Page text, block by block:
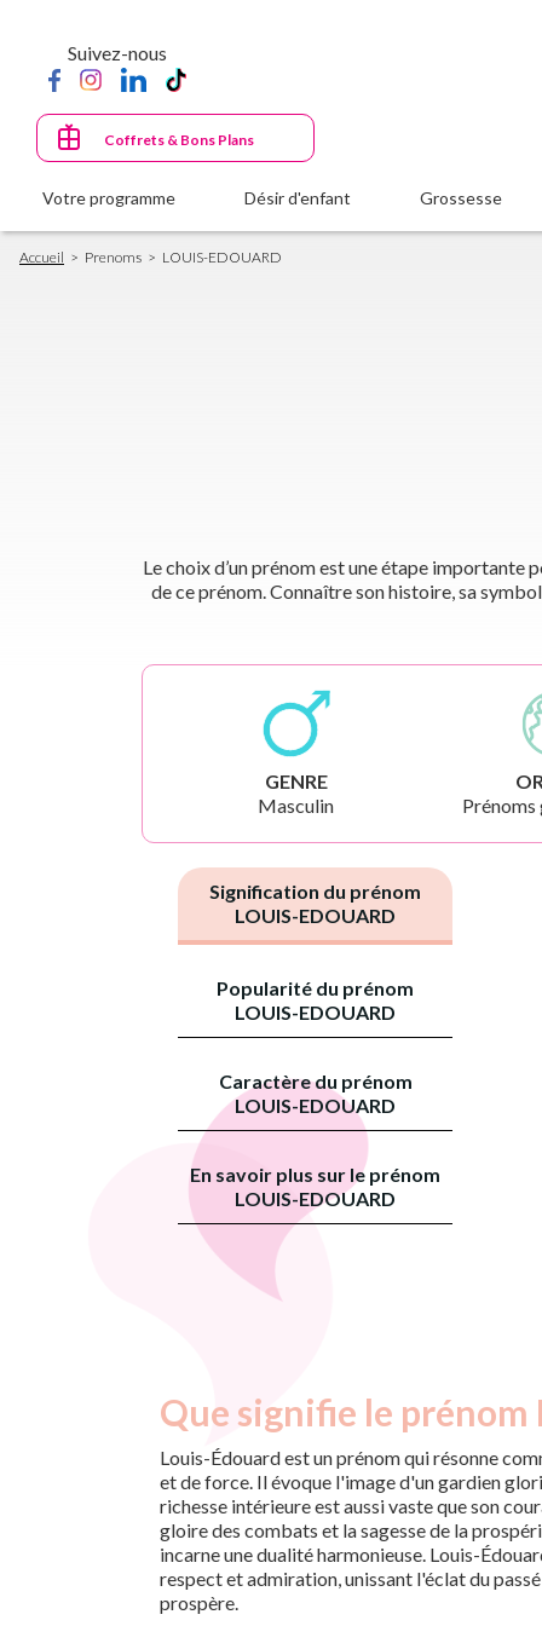
principal
Suivez-nous
Coffrets & Bons Plans
Votre programme Désir d'enfant Grossesse
Fil
d'Ariane
Accueil Prenoms LOUIS-EDOUARD
Le choix d’un prénom est une étape importante
de ce prénom. Connaître son histoire, sa
GENRE
Masculin
Prénoms
Signification du prénom
LOUIS-EDOUARD
Popularité du prénom
LOUIS-EDOUARD
Caractère du prénom
LOUIS-EDOUARD
En savoir plus sur le prénom
LOUIS-EDOUARD
Que signifie le prénom
Louis-Édouard est un prénom qui résonne
et de force. Il évoque l'image d'un gardien
richesse intérieure est aussi vaste que son
gloire des combats et la sagesse de la
incarne une dualité harmonieuse. Louis-
respect et admiration, unissant l'éclat du
prospère.